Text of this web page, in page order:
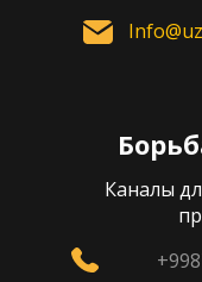
Каналы